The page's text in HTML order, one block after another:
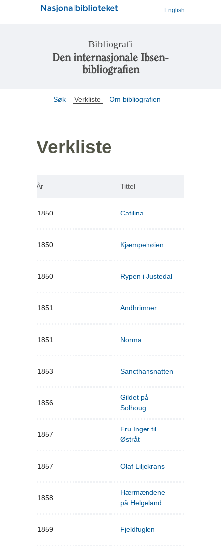
English
Bibliografi
Den internasjonale Ibsen-
bibliografien
Søk Verkliste Om bibliografien
Verkliste
År Tittel
1850 Catilina
1850 Kjæmpehøien
1850 Rypen i Justedal
1851 Andhrimner
1851 Norma
1853 Sancthansnatten
1856
Gildet på
Solhoug
1857
Fru Inger til
Østråt
1857 Olaf Liljekrans
1858
Hærmændene
på Helgeland
1859 Fjeldfuglen